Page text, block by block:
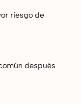
riesgo de
después